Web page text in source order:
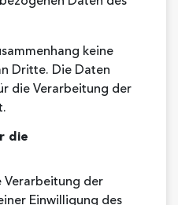
keine
Dritte. Die Daten
die Verarbeitung der
die
Verarbeitung der
Einwilligung des